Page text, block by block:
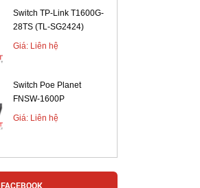
Switch TP-Link T1600G-
28TS (TL-SG2424)
Giá: Liên hệ
Switch Poe Planet
FNSW-1600P
Giá: Liên hệ
FACEBOOK